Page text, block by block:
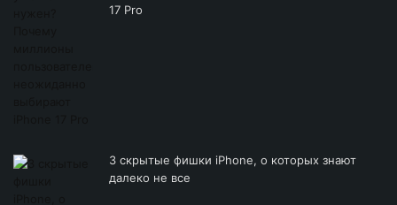
17 Pro
3 скрытые фишки iPhone, о которых знают
далеко не все